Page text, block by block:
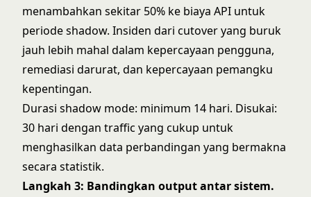
menambahkan sekitar 50% ke biaya API untuk
periode shadow. Insiden dari cutover yang buruk
jauh lebih mahal dalam kepercayaan pengguna,
remediasi darurat, dan kepercayaan pemangku
kepentingan.
Durasi shadow mode: minimum 14 hari. Disukai:
30 hari dengan traffic yang cukup untuk
menghasilkan data perbandingan yang bermakna
secara statistik.
Langkah 3: Bandingkan output antar sistem.